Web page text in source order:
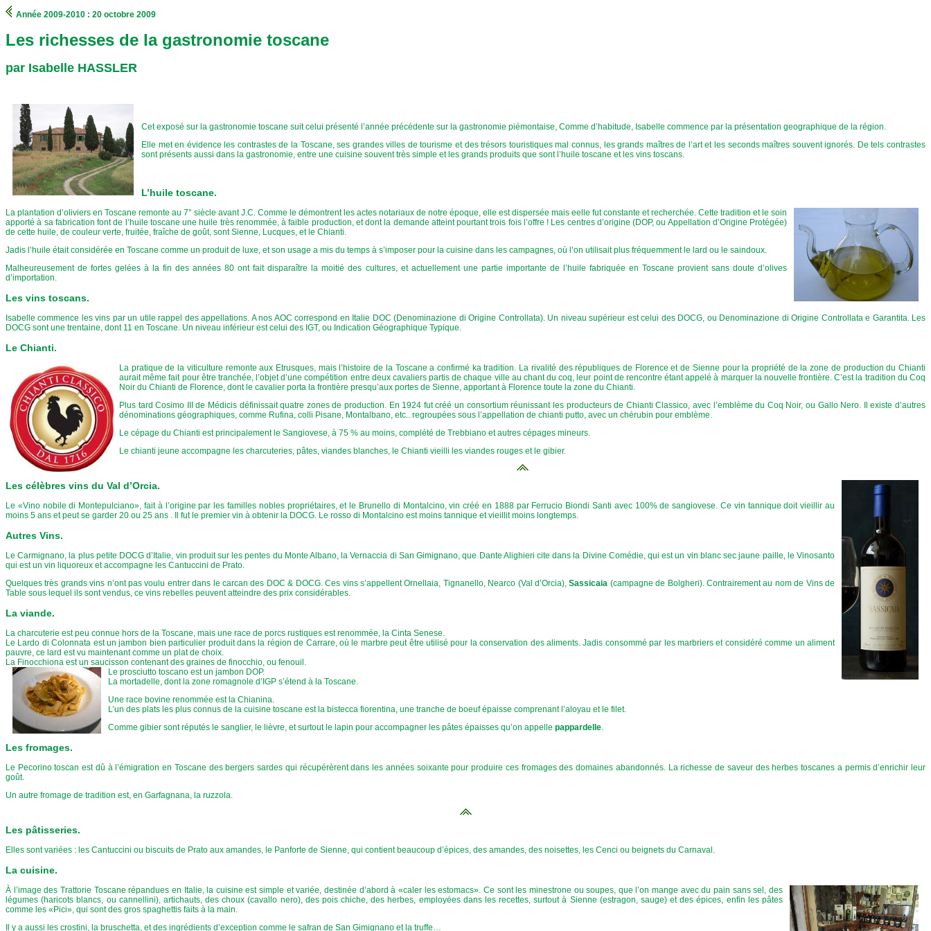
Année 2009-2010 : 20 octobre 2009
Les richesses de la gastronomie toscane
par Isabelle HASSLER
Cet exposé sur la gastronomie toscane suit celui présenté l’année précédente sur la gastronomie piémontaise, Comme d’habitude, Isabelle commence par la présentation geographique de la région.
Elle met en évidence les contrastes de la Toscane, ses grandes villes de tourisme et des trésors touristiques mal connus, les grands maîtres de l’art et les seconds maîtres souvent ignorés. De tels contrastes
sont présents aussi dans la gastronomie, entre une cuisine souvent très simple et les grands produits que sont l’huile toscane et les vins toscans.
L’huile toscane.
La plantation d’oliviers en Toscane remonte au 7° siècle avant J.C. Comme le démontrent les actes notariaux de notre époque, elle est dispersée mais eelle fut constante et recherchée. Cette tradition et le soin
apporté à sa fabrication font de l’huile toscane une huile très renommée, à faible production, et dont la demande atteint pourtant trois fois l’offre ! Les centres d’origine (DOP, ou Appellation d’Origine Protégée)
de cette huile, de couleur verte, fruitée, fraîche de goût, sont Sienne, Lucques, et le Chianti.
Jadis l’huile était considérée en Toscane comme un produit de luxe, et son usage a mis du temps à s’imposer pour la cuisine dans les campagnes, où l’on utilisait plus fréquemment le lard ou le saindoux.
Malheureusement de fortes gelées à la fin des années 80 ont fait disparaître la moitié des cultures, et actuellement une partie importante de l’huile fabriquée en Toscane provient sans doute d’olives
d’importation.
Les vins toscans.
Isabelle commence les vins par un utile rappel des appellations. A nos AOC correspond en Italie DOC (Denominazione di Origine Controllata). Un niveau supérieur est celui des DOCG, ou Denominazione di Origine Controllata e Garantita. Les
DOCG sont une trentaine, dont 11 en Toscane. Un niveau inférieur est celui des IGT, ou Indication Géographique Typique.
Le Chianti.
La pratique de la viticulture remonte aux Etrusques, mais l’histoire de la Toscane a confirmé ka tradition. La rivalité des républiques de Florence et de Sienne pour la propriété de la zone de production du Chianti
aurait même fait pour être tranchée, l’objet d’une compétition entre deux cavaliers partis de chaque ville au chant du coq, leur point de rencontre étant appelé à marquer la nouvelle frontière. C’est la tradition du Coq
Noir du Chianti de Florence, dont le cavalier porta la frontière presqu’aux portes de Sienne, apportant à Florence toute la zone du Chianti.
Plus tard Cosimo III de Médicis définissait quatre zones de production. En 1924 fut créé un consortium réunissant les producteurs de Chianti Classico, avec l’emblème du Coq Noir, ou Gallo Nero. Il existe d’autres
dénominations géographiques, comme Rufina, colli Pisane, Montalbano, etc.. regroupées sous l’appellation de chianti putto, avec un chérubin pour emblème.
Le cépage du Chianti est principalement le Sangiovese, à 75 % au moins, complété de Trebbiano et autres cépages mineurs.
Le chianti jeune accompagne les charcuteries, pâtes, viandes blanches, le Chianti vieilli les viandes rouges et le gibier.
Les célèbres vins du Val d’Orcia.
Le «Vino nobile di Montepulciano», fait à l’origine par les familles nobles propriétaires, et le Brunello di Montalcino, vin créé en 1888 par Ferrucio Biondi Santi avec 100% de sangiovese. Ce vin tannique doit vieillir au
moins 5 ans et peut se garder 20 ou 25 ans . Il fut le premier vin à obtenir la DOCG. Le rosso di Montalcino est moins tannique et vieillit moins longtemps.
Autres Vins.
Le Carmignano, la plus petite DOCG d’Italie, vin produit sur les pentes du Monte Albano, la Vernaccia di San Gimignano, que Dante Alighieri cite dans la Divine Comédie, qui est un vin blanc sec jaune paille, le Vinosanto
qui est un vin liquoreux et accompagne les Cantuccini de Prato.
Quelques très grands vins n’ont pas voulu entrer dans le carcan des DOC & DOCG. Ces vins s’appellent Ornellaia, Tignanello, Nearco (Val d’Orcia),Sassicaia (campagne de Bolgheri). Contrairement au nom de Vins de
Table sous lequel ils sont vendus, ce vins rebelles peuvent atteindre des prix considérables.
La viande.
La charcuterie est peu connue hors de la Toscane, mais une race de porcs rustiques est renommée, la Cinta Senese.
Le Lardo di Colonnata est un jambon bien particulier produit dans la région de Carrare, où le marbre peut être utilisé pour la conservation des aliments. Jadis consommé par les marbriers et considéré comme un aliment
pauvre, ce lard est vu maintenant comme un plat de choix.
La Finocchiona est un saucisson contenant des graines de finocchio, ou fenouil.
Le prosciutto toscano est un jambon DOP.
La mortadelle, dont la zone romagnole d’IGP s’étend à la Toscane.
Une race bovine renommée est la Chianina.
L’un des plats les plus connus de la cuisine toscane est la bistecca fiorentina, une tranche de boeuf épaisse comprenant l’aloyau et le filet.
Comme gibier sont réputés le sanglier, le lièvre, et surtout le lapin pour accompagner les pâtes épaisses qu’on appelle pappardelle.
Les fromages.
Le Pecorino toscan est dû à l’émigration en Toscane des bergers sardes qui récupérèrent dans les années soixante pour produire ces fromages des domaines abandonnés. La richesse de saveur des herbes toscanes a permis d’enrichir leur
goût.
Un autre fromage de tradition est, en Garfagnana, la ruzzola.
Les pâtisseries.
Elles sont variées : les Cantuccini ou biscuits de Prato aux amandes, le Panforte de Sienne, qui contient beaucoup d’épices, des amandes, des noisettes, les Cenci ou beignets du Carnaval.
La cuisine.
À l’image des Trattorie Toscane répandues en Italie, la cuisine est simple et variée, destinée d’abord à «caler les estomacs». Ce sont les minestrone ou soupes, que l’on mange avec du pain sans sel, des
légumes (haricots blancs, ou cannellini), artichauts, des choux (cavallo nero), des pois chiche, des herbes, employées dans les recettes, surtout à Sienne (estragon, sauge) et des épices, enfin les pâtes
comme les «Pici», qui sont des gros spaghettis faits à la main.
Il y a aussi les crostini, la bruschetta, et des ingrédients d’exception comme le safran de San Gimignano et la truffe…